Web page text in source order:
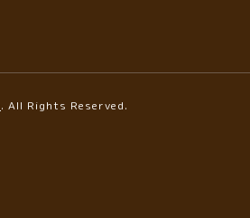
. All Rights Reserved.